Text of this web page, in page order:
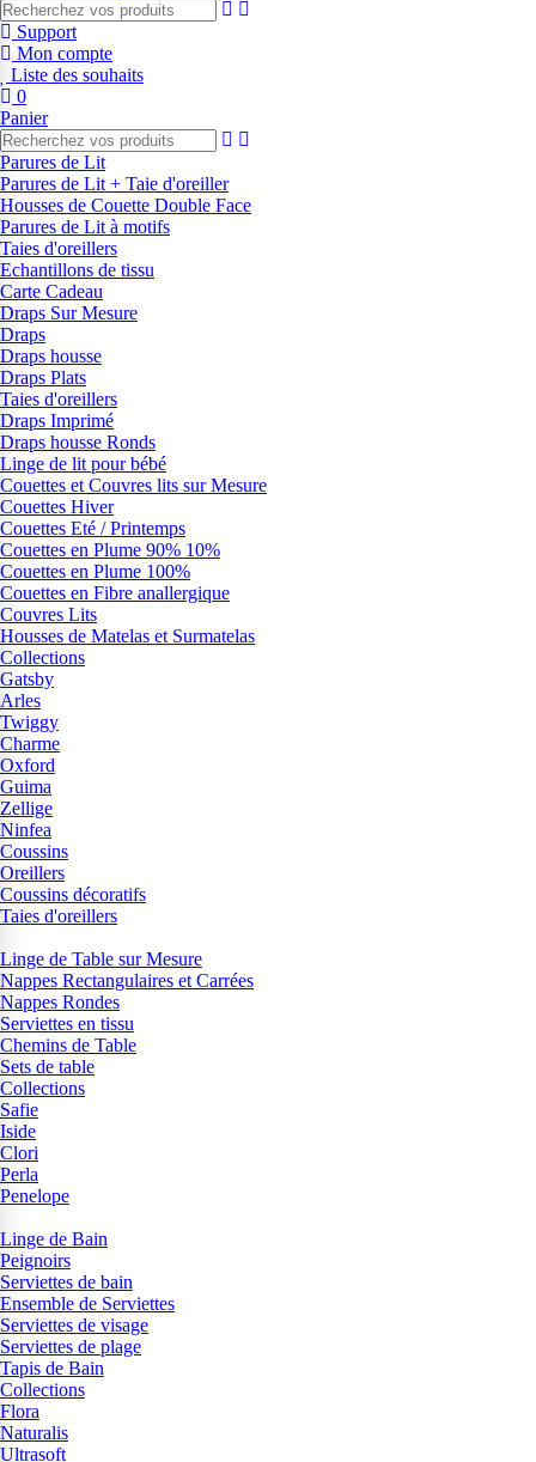
Support
Mon compte
Liste des souhaits
0
Panier
Parures de Lit
Parures de Lit + Taie d'oreiller
Housses de Couette Double Face
Parures de Lit à motifs
Taies d'oreillers
Echantillons de tissu
Carte Cadeau
Draps Sur Mesure
Draps
Draps housse
Draps Plats
Taies d'oreillers
Draps Imprimé
Draps housse Ronds
Linge de lit pour bébé
Couettes et Couvres lits sur Mesure
Couettes Hiver
Couettes Eté / Printemps
Couettes en Plume 90% 10%
Couettes en Plume 100%
Couettes en Fibre anallergique
Couvres Lits
Housses de Matelas et Surmatelas
Collections
Gatsby
Arles
Twiggy
Charme
Oxford
Guima
Zellige
Ninfea
Coussins
Oreillers
Coussins décoratifs
Taies d'oreillers
Linge de Table sur Mesure
Nappes Rectangulaires et Carrées
Nappes Rondes
Serviettes en tissu
Chemins de Table
Sets de table
Collections
Safie
Iside
Clori
Perla
Penelope
Linge de Bain
Peignoirs
Serviettes de bain
Ensemble de Serviettes
Serviettes de visage
Serviettes de plage
Tapis de Bain
Collections
Flora
Naturalis
Ultrasoft